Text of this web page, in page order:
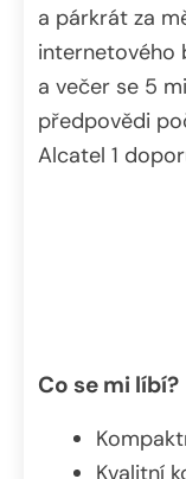
a párkrát za
internetového
a večer se 5
předpovědi
Alcatel 1
Co se mi líbí?
Kvalitní